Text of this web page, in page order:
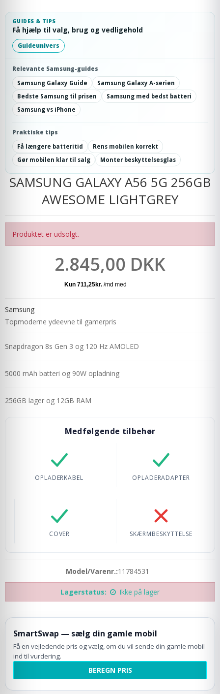
GUIDES & TIPS
Få hjælp til valg, brug og vedligehold
Guideunivers
Relevante Samsung-guides
Samsung Galaxy Guide
Samsung Galaxy A-serien
Bedste Samsung til prisen
Samsung med bedst batteri
Samsung vs iPhone
Praktiske tips
Få længere batteritid
Rens mobilen korrekt
Gør mobilen klar til salg
Monter beskyttelsesglas
SAMSUNG GALAXY A56 5G 256GB
AWESOME LIGHTGREY
Produktet er udsolgt.
2.845,00 DKK
Samsung
Topmoderne ydeevne til gamerpris
Snapdragon 8s Gen 3 og 120 Hz AMOLED
5000 mAh batteri og 90W opladning
256GB lager og 12GB RAM
Medfølgende tilbehør
OPLADERKABEL OPLADERADAPTER
COVER SKÆRMBESKYTTELSE
Model/Varenr.:11784531
Lagerstatus: Ikke på lager
SmartSwap — sælg din gamle mobil
Få en vejledende pris og vælg, om du vil sende din gamle mobil
ind til vurdering.
BEREGN PRIS